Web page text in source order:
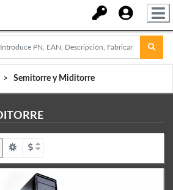
Semitorre y Miditorre